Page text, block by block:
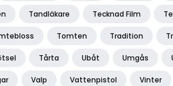
Tandläkare Tecknad Film
Tomten Tradition
Tårta Ubåt Umgås
Valp Vattenpistol Vinter